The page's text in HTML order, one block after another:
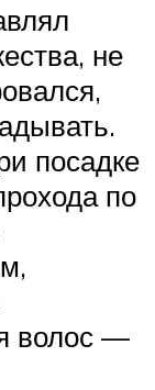
не
посадке
по
волос —